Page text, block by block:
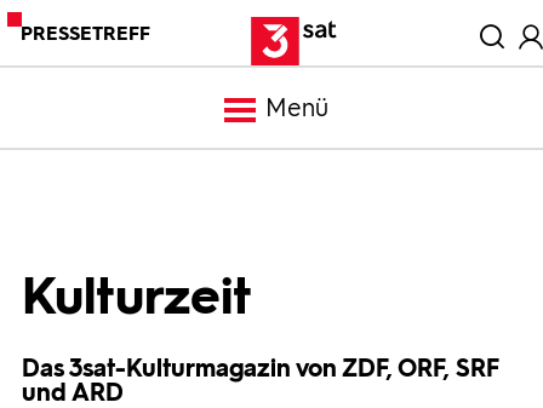
PRESSETREFF
Menü
Kulturzeit
Das 3sat-Kulturmagazin von ZDF, ORF, SRF
und ARD